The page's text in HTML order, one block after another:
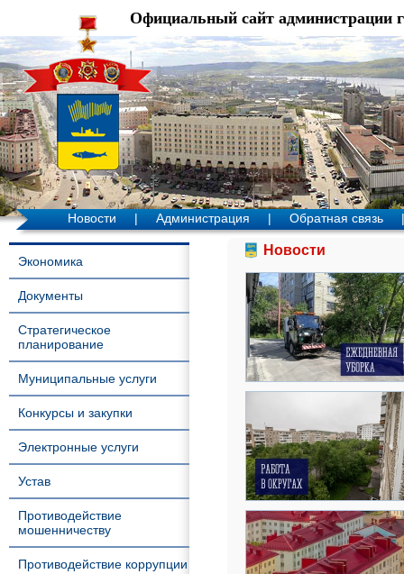
Официальный сайт администрации
Новости | Администрация | Обратная связь |
Экономика
Документы
Стратегическое
планирование
Муниципальные услуги
Конкурсы и закупки
Электронные услуги
Устав
Противодействие
мошенничеству
Противодействие коррупции
Новости